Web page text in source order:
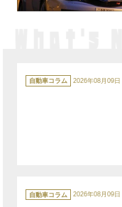
カ
テ
ゴ
自動車コラム 2026年08月09日
テ
ゴ
自動車コラム 2026年08月09日